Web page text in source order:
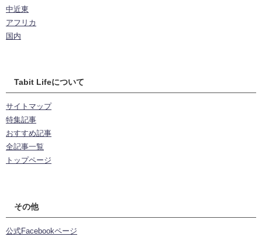
中近東
アフリカ
国内
Tabit Lifeについて
サイトマップ
特集記事
おすすめ記事
全記事一覧
トップページ
その他
公式Facebookページ